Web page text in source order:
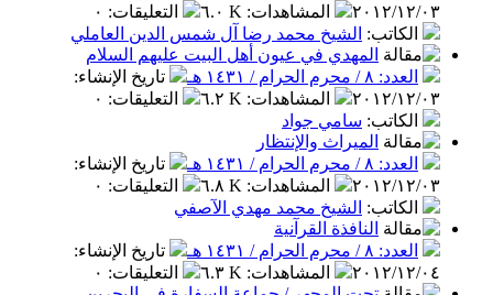
٢٠١٢/١٢/٠٣
المشاهدات: ٦.٠ K التعليقات: ٠
الكاتب: الشيخ محمد رضا آل شمس الدين العاملي
المهدي في عيون أهل البيت عليهم السلام
العدد: ٨ / محرم الحرام / ١٤٣١ هـ
تاريخ الإنشاء:
٢٠١٢/١٢/٠٣
المشاهدات: ٦.٢ K التعليقات: ٠
الكاتب: سامي جواد
الميراث والإنتظار
العدد: ٨ / محرم الحرام / ١٤٣١ هـ
تاريخ الإنشاء:
٢٠١٢/١٢/٠٣
المشاهدات: ٦.٨ K التعليقات: ٠
الكاتب: الشيخ محمد مهدي الآصفي
النافذة القرآنية
العدد: ٨ / محرم الحرام / ١٤٣١ هـ
تاريخ الإنشاء:
٢٠١٢/١٢/٠٤
المشاهدات: ٦.٣ K التعليقات: ٠